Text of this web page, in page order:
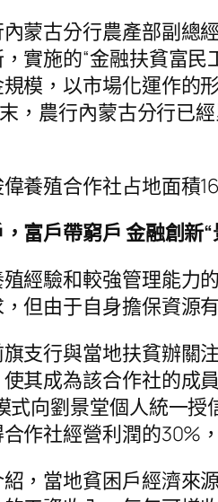
蒙古分行農產部副總
實施的“金融扶貧富民
模，以市場化運作的
，農行內蒙古分行已
養殖合作社占地面積
富戶帶窮戶 金融創新
經驗和較強管理能力
但由于自身擔保資源
支行與當地扶貧辦關
其成為該合作社的成
式向劉景堂個人統一
作社經營利潤的30%
，當地貧困戶經濟來